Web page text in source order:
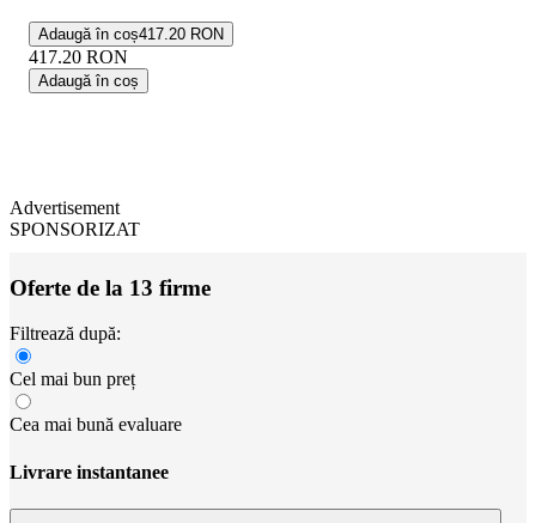
Adaugă în coș417.20 RON
417.20 RON
Adaugă în coș
Advertisement
SPONSORIZAT
Oferte de la 13 firme
Filtrează după:
Cel mai bun preț
Cea mai bună evaluare
Livrare instantanee